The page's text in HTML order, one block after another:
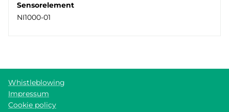
Sensorelement
NI1000-01
Whistleblowing
Impressum
Cookie policy